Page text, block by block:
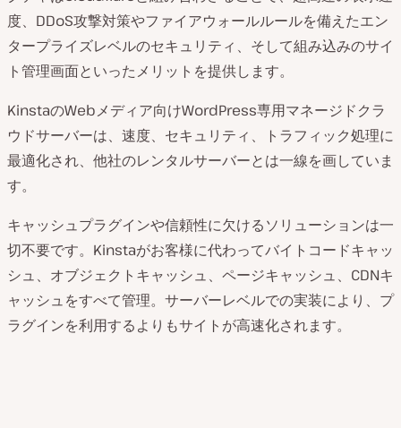
度、DDoS攻撃対策やファイアウォールルールを備えたエン
タープライズレベルのセキュリティ、そして組み込みのサイ
ト管理画面といったメリットを提供します。
KinstaのWebメディア向けWordPress専用マネージドクラ
ウドサーバーは、速度、セキュリティ、トラフィック処理に
最適化され、他社のレンタルサーバーとは一線を画していま
す。
キャッシュプラグインや信頼性に欠けるソリューションは一
切不要です。Kinstaがお客様に代わってバイトコードキャッ
シュ、オブジェクトキャッシュ、ページキャッシュ、CDNキ
ャッシュをすべて管理。サーバーレベルでの実装により、プ
ラグインを利用するよりもサイトが高速化されます。